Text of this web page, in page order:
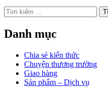
Tìm
kiếm
cho:
Danh mục
Chia sẻ kiến thức
Chuyện thương trường
Giao hàng
Sản phẩm – Dịch vụ